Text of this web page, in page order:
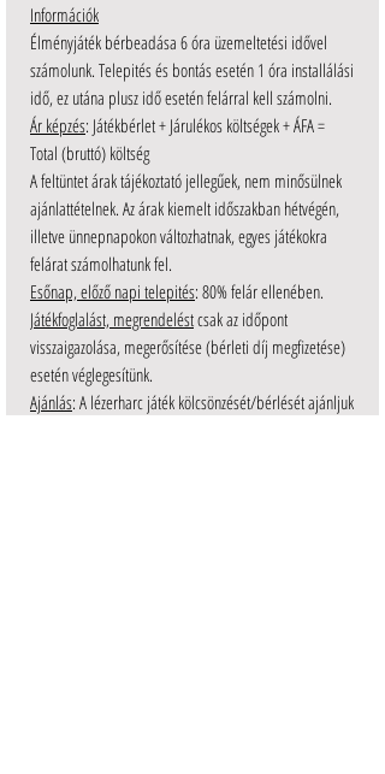
Információk
Élményjáték bérbeadása 6 óra üzemeltetési idővel
számolunk. Telepités és bontás esetén 1 óra installálási
idő, ez utána plusz idő esetén felárral kell számolni.
Ár képzés: Játékbérlet + Járulékos költségek + ÁFA =
Total (bruttó) költség
A feltüntet árak tájékoztató jellegűek, nem minősülnek
ajánlattételnek. Az árak kiemelt időszakban hétvégén,
illetve ünnepnapokon változhatnak, egyes játékokra
felárat számolhatunk fel.
Esőnap, előző napi telepités: 80% felár ellenében.
Játékfoglalást, megrendeléstcsak az időpont
visszaigazolása, megerősítése (bérleti díj megfizetése)
esetén véglegesítünk.
Ajánlás: A lézerharc játék kölcsönzését/bérlését ajánljuk